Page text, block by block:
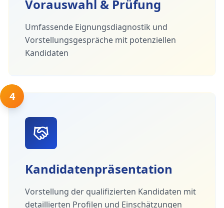
Vorauswahl & Prüfung
Umfassende Eignungsdiagnostik und
Vorstellungsgespräche mit potenziellen
Kandidaten
4
Kandidatenpräsentation
Vorstellung der qualifizierten Kandidaten mit
detaillierten Profilen und Einschätzungen